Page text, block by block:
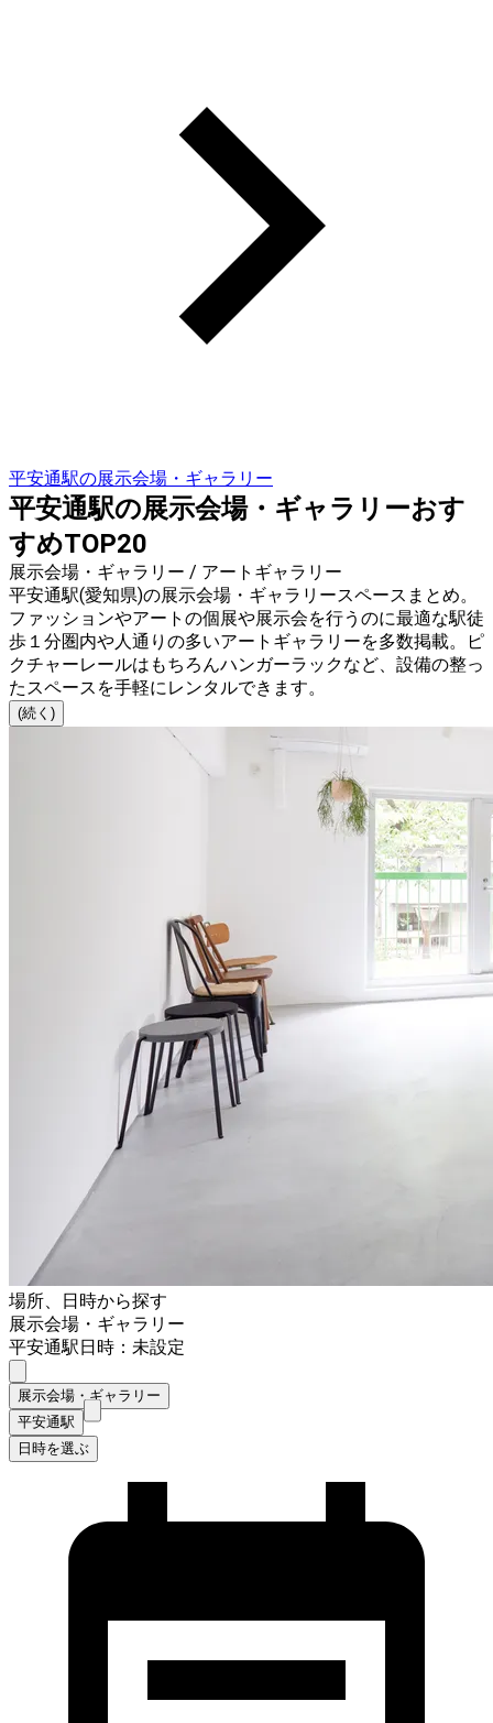
平安通駅の展示会場・ギャラリー
平安通駅の展示会場・ギャラリーおす
すめTOP20
展示会場・ギャラリー / アートギャラリー
平安通駅(愛知県)の展示会場・ギャラリースペースまとめ。
ファッションやアートの個展や展示会を行うのに最適な駅徒
歩１分圏内や人通りの多いアートギャラリーを多数掲載。ピ
クチャーレールはもちろんハンガーラックなど、設備の整っ
たスペースを手軽にレンタルできます。
(続く)
場所、日時から探す
展示会場・ギャラリー
平安通駅日時：未設定
展示会場・ギャラリー
平安通駅
日時を選ぶ